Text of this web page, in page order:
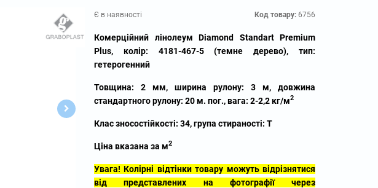
Є в наявності Код товару: 6756
Комерційний лінолеум Diamond Standart Premium
Plus, колір: 4181-467-5 (темне дерево), тип:
гетерогенний
Товщина: 2 мм, ширина рулону: 3 м, довжина
стандартного рулону: 20 м. пог., вага: 2-2,2 кг/м2
Клас зносостійкості: 34, група стираності: T
Ціна вказана за м2
Увага! Колірні відтінки товару можуть відрізнятися
від представлених на фотографії через